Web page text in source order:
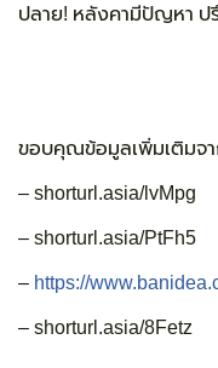
ปลาย! หลังคามีปัญหา ป
ขอบคุณข้อมูลเพิ่มเติมจ
– shorturl.asia/lvMpg
– shorturl.asia/PtFh5
– https://
– shorturl.asia/8Fetz